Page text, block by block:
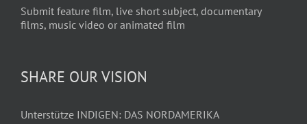
Submit feature film, live short subject, documentary
films, music video or animated film
SHARE OUR VISION
Unterstütze INDIGEN: DAS NORDAMERIKA